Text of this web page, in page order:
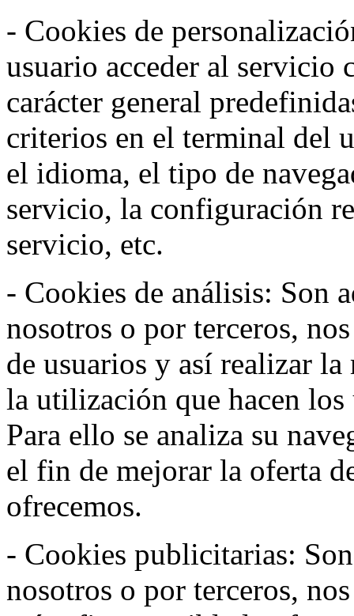
- Cookies de
usuario acceder al servicio
carácter general
criterios en el terminal del
el idioma, el tipo de
servicio, la configuración
servicio, etc.
- Cookies de análisis: Son
nosotros o por terceros,
de usuarios y así realizar
la utilización que hacen
Para ello se analiza su
el fin de mejorar la oferta
ofrecemos.
- Cookies publicitarias:
nosotros o por terceros,